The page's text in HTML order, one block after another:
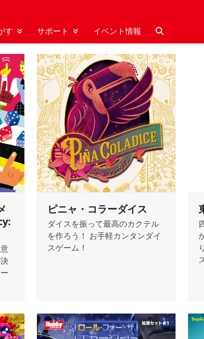
す サポート イベント情報
ピニャ・コラーダイス
ダイスを振って最高のカクテル
を作ろう！ お手軽カンタンダイ
スゲーム！